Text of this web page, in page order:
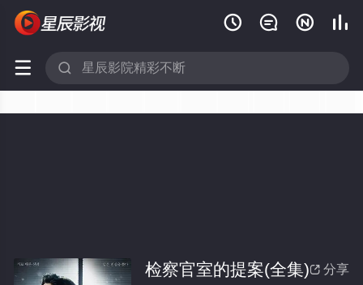
   
 
 分享
检察官室的提案(全集)